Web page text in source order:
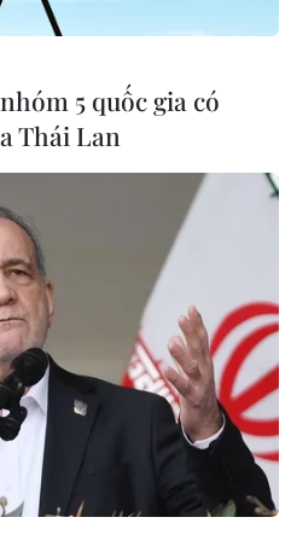
biến
lừa
thêm
5 quốc gia có
Thái Lan